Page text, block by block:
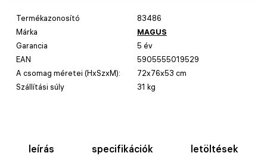
Termékazonosító
83486
Márka
MAGUS
Garancia
5 év
EAN
5905555019529
A csomag méretei (HxSzxM):
72x76x53 cm
Szállítási súly
31 kg
leírás specifikációk letöltések